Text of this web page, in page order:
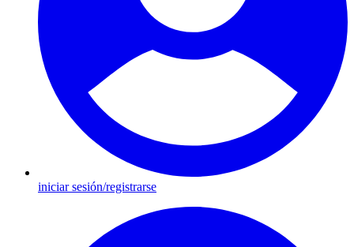
iniciar sesión/registrarse